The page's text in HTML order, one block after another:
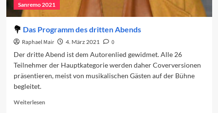
Sanremo 2021
Das Programm des dritten Abends
Raphael Mair 4. März 2021
0
Der dritte Abend ist dem Autorenlied gewidmet. Alle 26
Teilnehmer der Hauptkategorie werden daher Coverversionen
präsentieren, meist von musikalischen Gästen auf der Bühne
begleitet.
WeiterlesenRead